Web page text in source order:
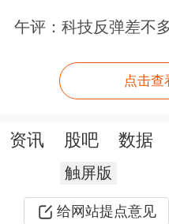
面，也暴露出日
幸心理。
针对媒体的调查
午评：科技反弹差不
点击查
资讯 股吧 数据
触屏版
给网站提点意见